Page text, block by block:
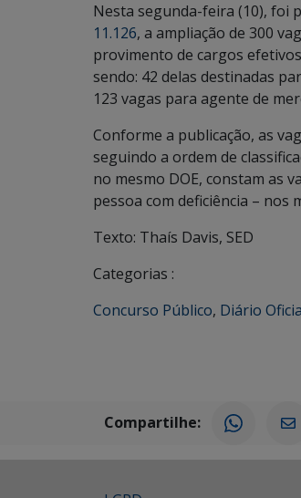
Nesta segunda-feira (10), foi
11.126, a ampliação de 300
provimento de cargos
sendo: 42 delas destinadas
123 vagas para agente de
Conforme a publicação, as
seguindo a ordem de
no mesmo DOE, constam as
pessoa com deficiência – nos
Texto: Thaís Davis, SED
Categorias :
Concurso Público, Diário
Compartilhe: